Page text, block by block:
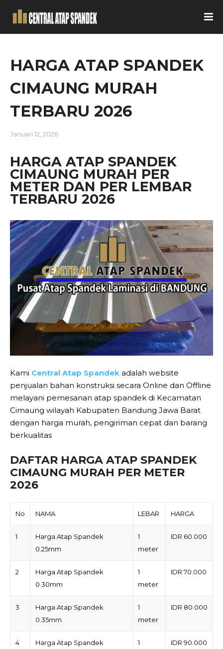
HARGA ATAP SPANDEK
CIMAUNG MURAH
TERBARU 2026
Januari 12, 2026
HARGA ATAP SPANDEK
CIMAUNG MURAH PER
METER DAN PER LEMBAR
TERBARU 2026
Kami Central Atap Spandek adalah website
penjualan bahan konstruksi secara Online dan Offline
melayani pemesanan atap spandek di Kecamatan
Cimaung wilayah Kabupaten Bandung Jawa Barat
dengan harga murah, pengiriman cepat dan barang
berkualitas
DAFTAR HARGA ATAP SPANDEK
CIMAUNG MURAH PER METER
2026
No NAMA LEBAR HARGA
1
Harga Atap Spandek
0.25mm
1
meter
IDR 60.000
2
Harga Atap Spandek
0.30mm
1
meter
IDR 70.000
3
Harga Atap Spandek
0.35mm
1
meter
IDR 80.000
4
Harga Atap Spandek
1
IDR 90.000